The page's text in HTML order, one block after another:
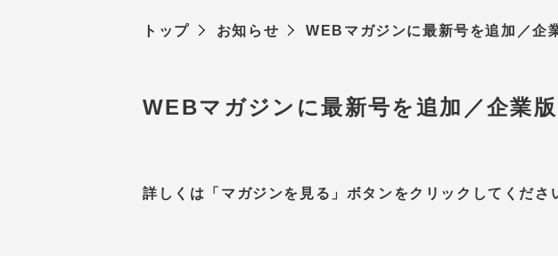
トップ お知らせ WEBマガジンに最新号を追加／
WEBマガジンに最新号を追加／企業
詳しくは「マガジンを見る」ボタンをクリックしてくださ